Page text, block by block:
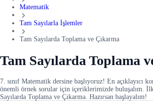
Matematik
Tam Sayılarla İşlemler
Tam Sayılarda Toplama ve Çıkarma
Tam Sayılarda Toplama
7. sınıf Matematik dersine başlıyoruz! En açıklayıcı
önemli örnek sorular için içeriklerimizde buluşalım.
Sayılarda Toplama ve Çıkarma. Hazırsan başlayalım!